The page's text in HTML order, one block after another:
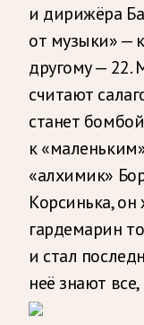
и дирижёра
от музыки» —
другому — 22.
считают
станет
к
«алхимик»
Корсинька,
гардемарин
и стал
неё знают